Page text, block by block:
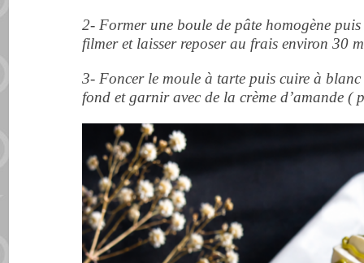
2- Former une boule de pâte homogène
filmer et laisser reposer au frais environ 30
3- Foncer le moule à tarte puis cuire à
fond et garnir avec de la crème d’amande (